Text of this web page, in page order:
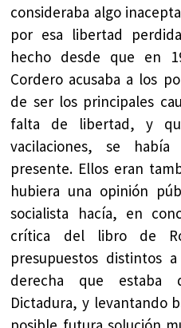
consideraba algo
por esa libertad
hecho desde que en
Cordero acusaba a los
de ser los principales
falta de libertad, y
vacilaciones, se
presente. Ellos eran
hubiera una opinión
socialista hacía, en
crítica del libro de
presupuestos distintos
derecha que estaba
Dictadura, y levantando